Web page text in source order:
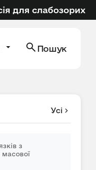
для слабозорих
Пошук
Усі
з
масової